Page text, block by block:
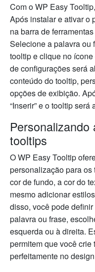
Com o WP Easy
Após instalar e ativar o
na barra de
Selecione a palavra ou
tooltip e clique no
de configurações será
conteúdo do tooltip,
opções de exibição.
“Inserir” e o tooltip
tooltips
O WP Easy Tooltip
personalização para
cor de fundo, a cor do
mesmo adicionar
disso, você pode
palavra ou frase,
esquerda ou à direita.
permitem que você
perfeitamente no